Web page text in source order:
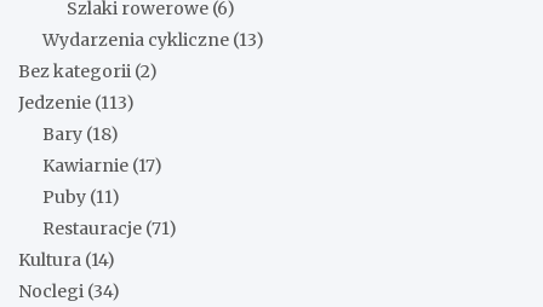
Szlaki rowerowe (6)
Wydarzenia cykliczne (13)
Bez kategorii (2)
Jedzenie (113)
Bary (18)
Kawiarnie (17)
Puby (11)
Restauracje (71)
Kultura (14)
Noclegi (34)